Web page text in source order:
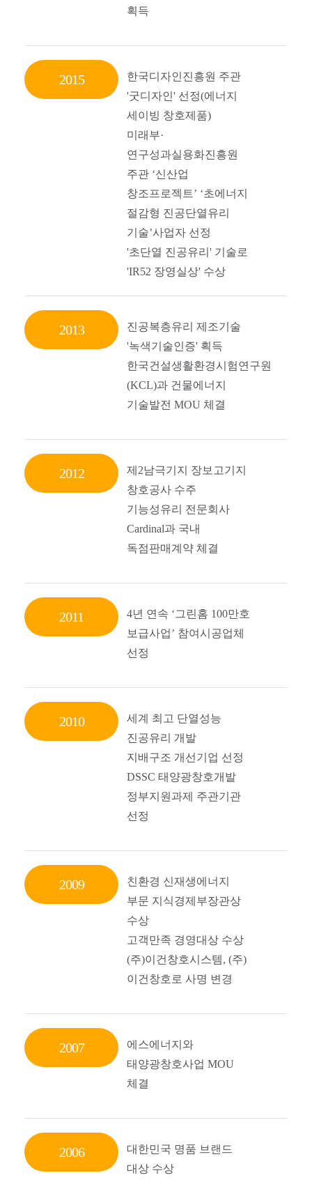
획득
2015
한국디자인진흥원 주관
'굿디자인' 선정(에너지
세이빙 창호제품)
미래부·
연구성과실용화진흥원
주관 ‘신산업
창조프로젝트’ ‘초에너지
절감형 진공단열유리
기술’사업자 선정
'초단열 진공유리' 기술로
'IR52 장영실상' 수상
2013
진공복층유리 제조기술
'녹색기술인증' 획득
한국건설생활환경시험연구원
(KCL)과 건물에너지
기술발전 MOU 체결
2012
제2남극기지 장보고기지
창호공사 수주
기능성유리 전문회사
Cardinal과 국내
독점판매계약 체결
2011
4년 연속 ‘그린홈 100만호
보급사업’ 참여시공업체
선정
2010
세계 최고 단열성능
진공유리 개발
지배구조 개선기업 선정
DSSC 태양광창호개발
정부지원과제 주관기관
선정
2009
친환경 신재생에너지
부문 지식경제부장관상
수상
고객만족 경영대상 수상
(주)이건창호시스템, (주)
이건창호로 사명 변경
2007
에스에너지와
태양광창호사업 MOU
체결
2006
대한민국 명품 브랜드
대상 수상